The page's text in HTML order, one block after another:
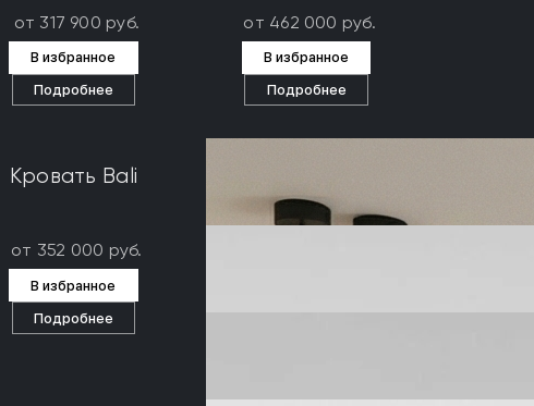
от 317 900 руб.
В избранное
Подробнее
от 462 000 руб.
В избранное
Подробнее
Кровать Bali
от 352 000 руб.
В избранное
Подробнее